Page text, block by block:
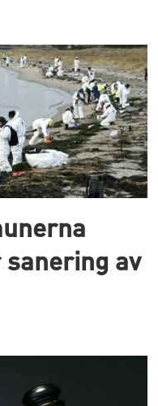
av